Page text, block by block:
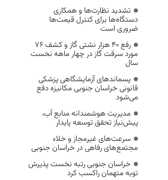
تشدید نظارت‌ها و همکاری
دستگاه‌ها برای کنترل قیمت‌ها
ضروری است
رفع 40 هزار نشتی گاز و کشف 76
مورد سرقت گاز در چهار ماهه نخست
سال
پسماندهای آزمایشگاهی پزشکی
قانونی خراسان جنوبی مکانیزه دفع
می‌شود
مدیریت هوشمندانه منابع آب،
پیش‌نیاز تحقق توسعه پایدار
سرعت‌های غیرمجاز و خلاء
مجتمع‌های رفاهی در خراسان جنوبی
خراسان جنوبی رتبه نخست پذیرش
توبه متهمان راکسب کرد